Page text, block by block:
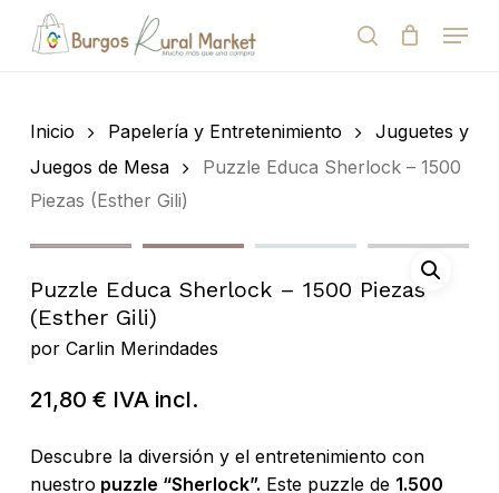
de
search
Menu
Cart
Inicio Papelería y Entretenimiento
Juguetes y
Juegos de Mesa
Puzzle Educa Sherlock – 1500
Piezas (Esther Gili)
Puzzle Educa Sherlock – 1500 Piezas
(Esther Gili)
por Carlin Merindades
21,80 € IVA incl.
Descubre la diversión y el entretenimiento con
nuestro puzzle “Sherlock”. Este puzzle de 1.500